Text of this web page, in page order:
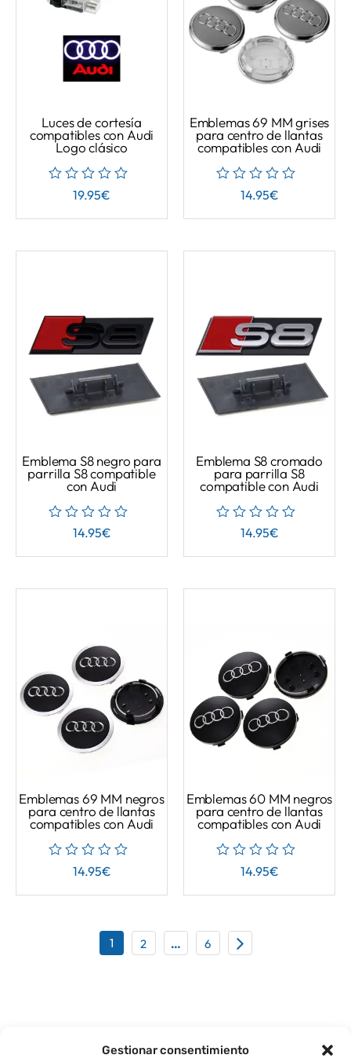
Gestionar consentimiento
Luces de cortesía
compatibles con Audi
Logo clásico
19.95€
Emblemas 69 MM grises
para centro de llantas
compatibles con Audi
14.95€
Emblema S8 negro para
parrilla S8 compatible
con Audi
14.95€
Emblema S8 cromado
para parrilla S8
compatible con Audi
14.95€
Emblemas 69 MM negros
para centro de llantas
compatibles con Audi
14.95€
Emblemas 60 MM negros
para centro de llantas
compatibles con Audi
14.95€
1 2 … 6